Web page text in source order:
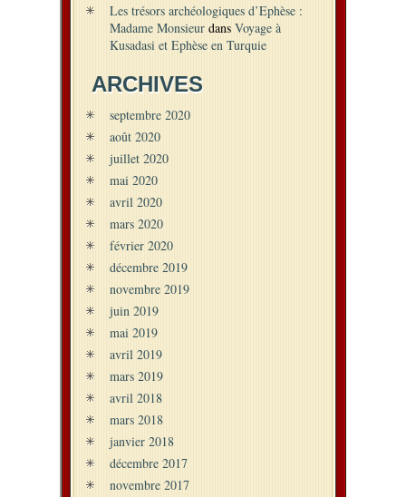
Les trésors archéologiques d’Ephèse :
Madame Monsieur dans Voyage à
Kusadasi et Ephèse en Turquie
ARCHIVES
septembre 2020
août 2020
juillet 2020
mai 2020
avril 2020
mars 2020
février 2020
décembre 2019
novembre 2019
juin 2019
mai 2019
avril 2019
mars 2019
avril 2018
mars 2018
janvier 2018
décembre 2017
novembre 2017